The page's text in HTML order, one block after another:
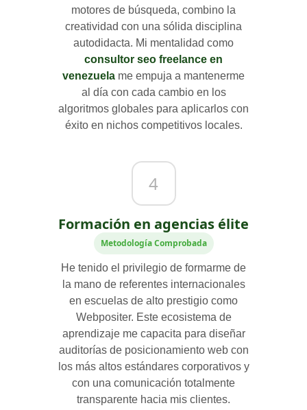
motores de búsqueda, combino la
creatividad con una sólida disciplina
autodidacta. Mi mentalidad como
consultor seo freelance en
venezuela me empuja a mantenerme
al día con cada cambio en los
algoritmos globales para aplicarlos con
éxito en nichos competitivos locales.
4
Formación en agencias élite
Metodología Comprobada
He tenido el privilegio de formarme de
la mano de referentes internacionales
en escuelas de alto prestigio como
Webpositer. Este ecosistema de
aprendizaje me capacita para diseñar
auditorías de posicionamiento web con
los más altos estándares corporativos y
con una comunicación totalmente
transparente hacia mis clientes.